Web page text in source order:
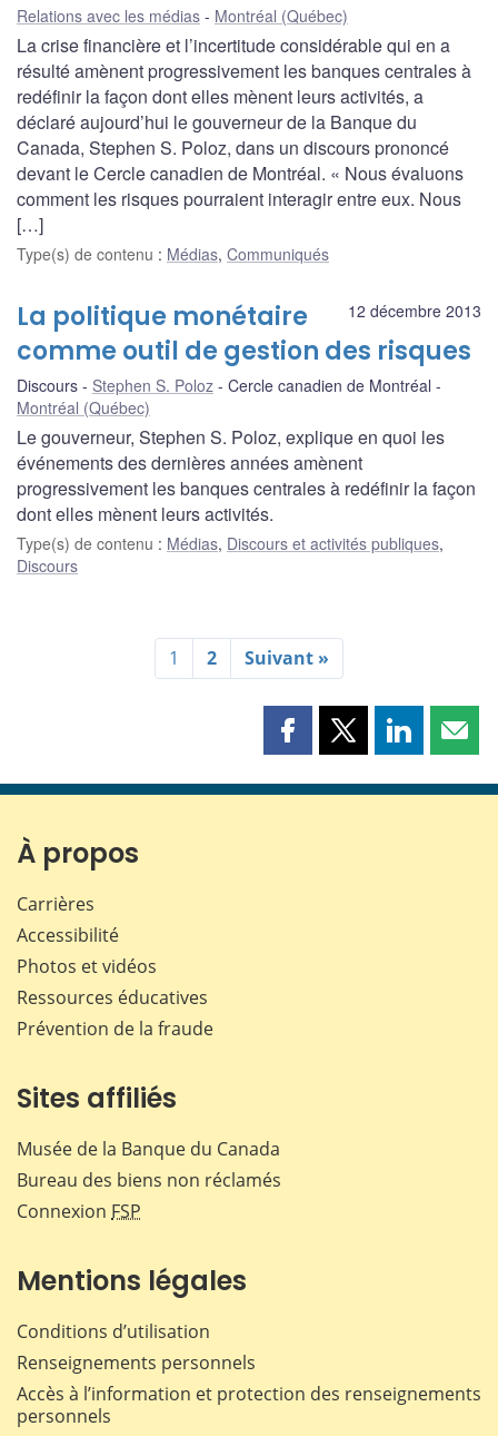
Relations avec les médias Montréal (Québec)
La crise financière et l’incertitude considérable qui en a
résulté amènent progressivement les banques centrales à
redéfinir la façon dont elles mènent leurs activités, a
déclaré aujourd’hui le gouverneur de la Banque du
Canada, Stephen S. Poloz, dans un discours prononcé
devant le Cercle canadien de Montréal. « Nous évaluons
comment les risques pourraient interagir entre eux. Nous
[…]
Type(s) de contenu : Médias, Communiqués
12 décembre 2013
La politique monétaire
comme outil de gestion des risques
Discours Stephen S. Poloz
Cercle canadien de Montréal
Montréal (Québec)
Le gouverneur, Stephen S. Poloz, explique en quoi les
événements des dernières années amènent
progressivement les banques centrales à redéfinir la façon
dont elles mènent leurs activités.
Type(s) de contenu : Médias, Discours et activités publiques,
Discours
1 2 Suivant »
Partager
page
Partager
page
Partager
page page
À propos
Carrières
Accessibilité
Photos et vidéos
Ressources éducatives
Prévention de la fraude
Sites affiliés
Musée de la Banque du Canada
Bureau des biens non réclamés
Connexion FSP
Mentions légales
Conditions d’utilisation
Renseignements personnels
Accès à l’information et protection des renseignements
personnels